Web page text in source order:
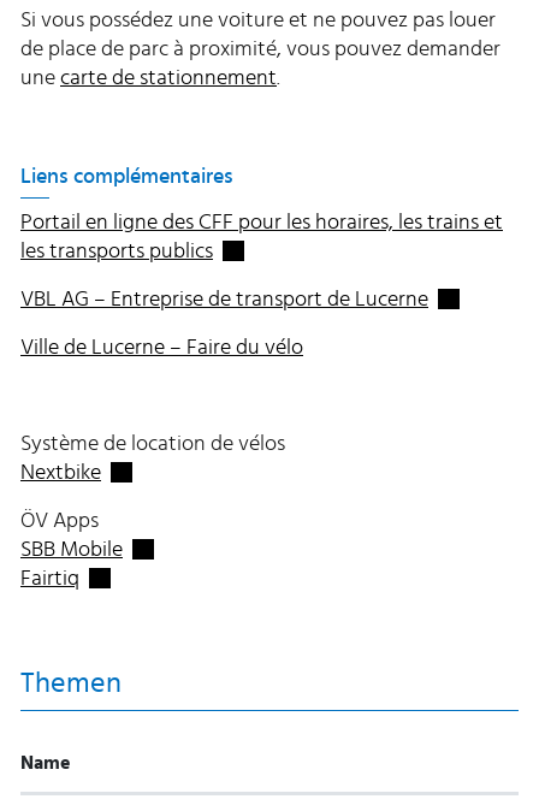
Si vous possédez une voiture et ne pouvez pas louer
de place de parc à proximité, vous pouvez demander
une carte de stationnement.
Liens complémentaires
Portail en ligne des CFF pour les horaires, les trains et
les transports publicsExterner Link wird in einem neuen
VBL AG – Entreprise de transport de LucerneExterner
Ville de Lucerne – Faire du vélo
Système de location de vélos
NextbikeExterner Link wird in einem neuen Fenster
ÖV Apps
SBB MobileExterner Link wird in einem neuen Fenster
Fairtiq
Themen
Name